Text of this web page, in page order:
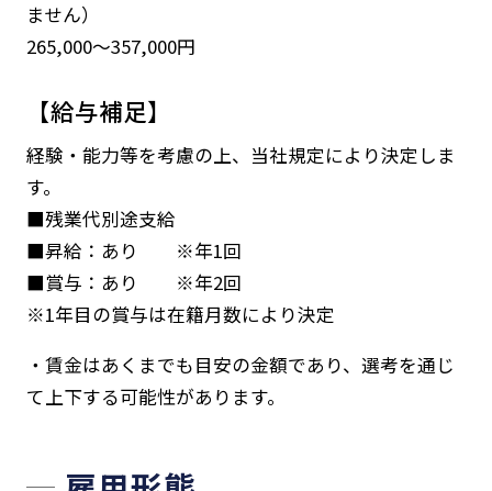
ません）
265,000～357,000円
【給与補足】
経験・能力等を考慮の上、当社規定により決定しま
す。
■残業代別途支給
■昇給：あり ※年1回
■賞与：あり ※年2回
※1年目の賞与は在籍月数により決定
・賃金はあくまでも目安の金額であり、選考を通じ
て上下する可能性があります。